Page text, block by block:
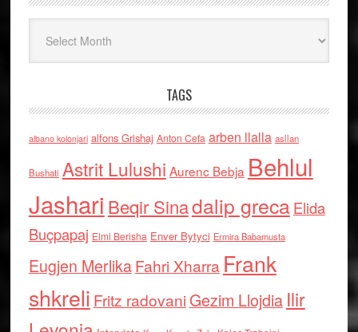
TAGS
albano kolonjari alfons Grishaj Anton Cefa arben llalla asllan
Bushati Astrit Lulushi Aurenc Bebja Behlul
Jashari Beqir Sinadalip grecaElida
Buçpapaj Elmi Berisha Enver Bytyci Ermira Babamusta
Eugjen MerlikaFahri Xharra Frank
shkreli Fritz radovaniGezim Llojdia Ilir